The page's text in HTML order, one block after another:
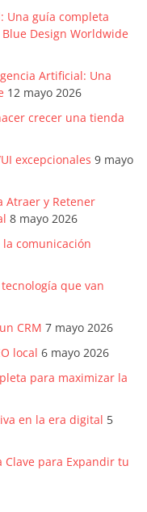
Una guía completa
Design Worldwide
Artificial: Una
12 mayo 2026
crecer una tienda
excepcionales 9 mayo
Atraer y Retener
8 mayo 2026
comunicación
que van
CRM 7 mayo 2026
local 6 mayo 2026
para maximizar la
en la era digital 5
Clave para Expandir tu